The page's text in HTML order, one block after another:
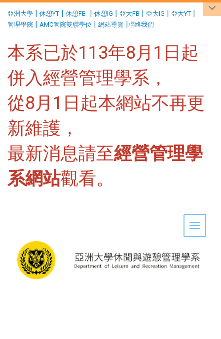
亞洲大學 | 休憩YT | 休憩FB | 休憩IG | 亞大FB | 亞大IG | 亞大YT |
管理學院 | AMC管院雙聯學位 | 網站導覽 |聯絡我們
本系已於113年8月1日起
併入經營管理學系，
從8月1日起本網站不再更
新維護，
最新消息請至經營管理學
系網站觀看。
Toggle